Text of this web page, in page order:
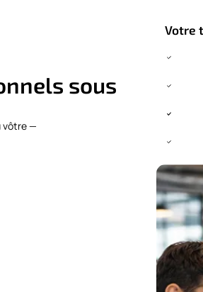
sous
vôtre —
Votre